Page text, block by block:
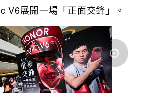
V6展開一場「正面交鋒」。